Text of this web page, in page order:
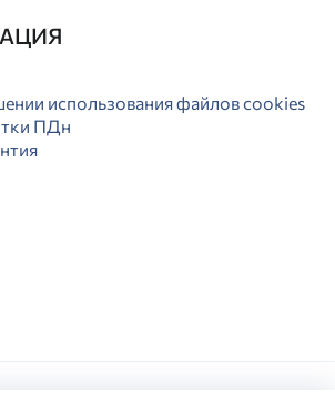
использования файлов cookies
ПДн